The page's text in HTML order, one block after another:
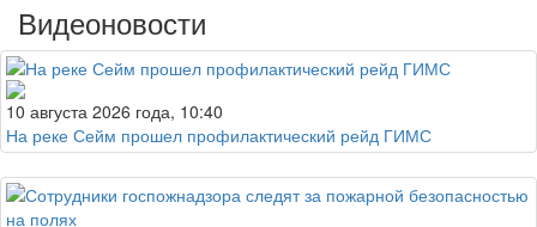
Видеоновости
10 августа 2026 года, 10:40
На реке Сейм прошел профилактический рейд ГИМС